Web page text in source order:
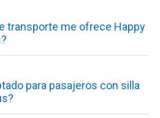
del trayecto, los kilómetros hasta
a pagar.
traslado desde el minuto uno, sin
transporte me ofrece Happy
para pasajeros con silla
adaptado para pasajeros con